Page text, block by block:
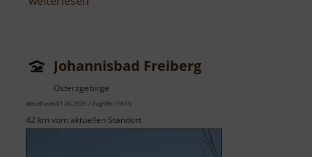
Johannisbad Freiberg
Osterzgebirge
aktuell vom 01.06.2026 / Zugriffe: 19615
42 km vom aktuellen Standort